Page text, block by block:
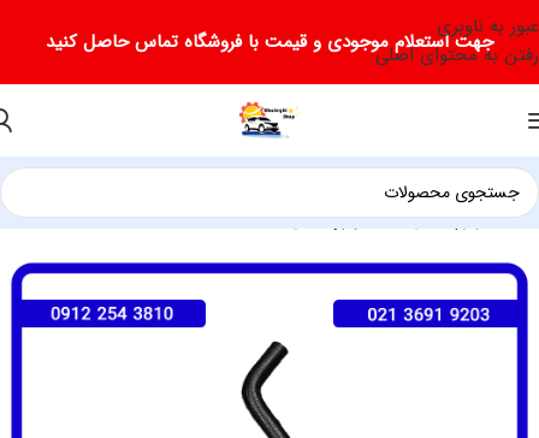
عبور به ناوبری
رفتن به محتوای اصلی
جهت استعلام موجودی و قیمت با فروشگاه تماس حاصل کنید
خانه لوازم یدکی جک لوازم یدکی جک J5